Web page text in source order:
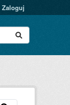
Zaloguj